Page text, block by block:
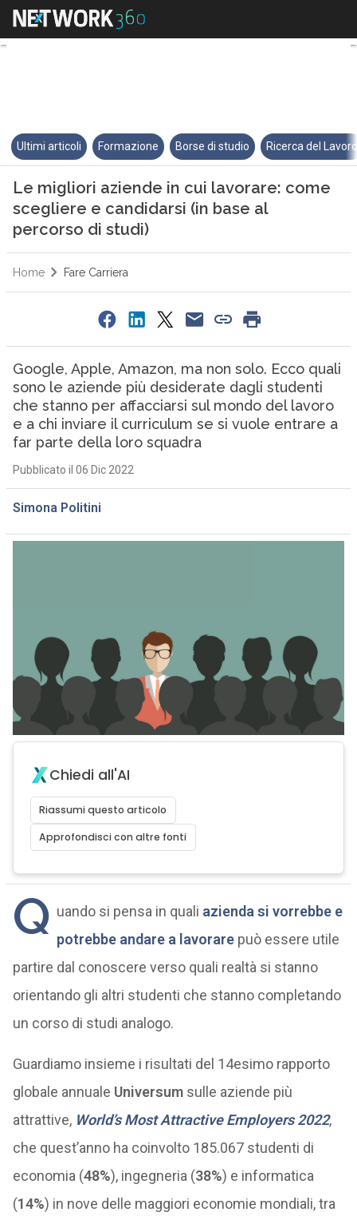
Le migliori aziende in cui
Ultimi articoli Formazione Borse di studio Ricerca del
Le migliori aziende in cui lavorare: come
scegliere e candidarsi (in base al
percorso di studi)
Home Fare Carriera
Google, Apple, Amazon, ma non solo. Ecco quali
sono le aziende più desiderate dagli studenti
che stanno per affacciarsi sul mondo del lavoro
e a chi inviare il curriculum se si vuole entrare a
far parte della loro squadra
Pubblicato il 06 Dic 2022
Simona Politini
Chiedi all'AI
Riassumi questo articolo
Approfondisci con altre fonti
Q uando si pensa in quali azienda si vorrebbe e
potrebbe andare a lavorarepuò essere utile
partire dal conoscere verso quali realtà si stanno
orientando gli altri studenti che stanno completando
un corso di studi analogo.
Guardiamo insieme i risultati del 14esimo rapporto
globale annuale Universumsulle aziende più
attrattive, World’s Most Attractive Employers 2022,
che quest’anno ha coinvolto 185.067 studenti di
economia (48%), ingegneria (38%) e informatica
(14%) in nove delle maggiori economie mondiali, tra